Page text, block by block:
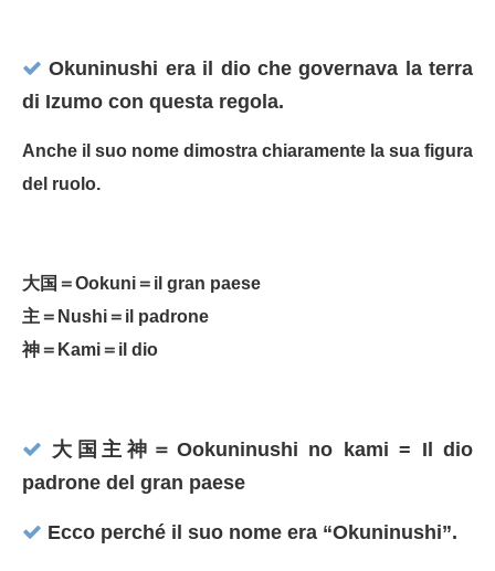
Okuninushi era il dio che governava la terra
di Izumo con questa regola.
Anche il suo nome dimostra chiaramente la sua figura
del ruolo.
大国＝Ookuni＝il gran paese
主＝Nushi＝il padrone
神＝Kami＝il dio
大国主神＝Ookuninushi no kami = Il dio
padrone del gran paese
Ecco perché il suo nome era “Okuninushi”.